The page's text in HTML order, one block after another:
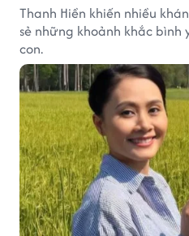
Thanh Hiền khiến nhiều
sẻ những khoảnh khắc bình
con.